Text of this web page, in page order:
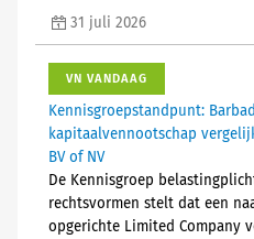
31 juli 2026
VN VANDAAG
Kennisgroepstandpunt:
kapitaalvennootschap
BV of NV
De Kennisgroep
rechtsvormen stelt dat een
opgerichte Limited Company